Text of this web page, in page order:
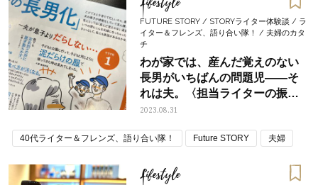
FUTURE STORY / STORYライター体験談 / ラ
イター＆フレンズ、語り合い隊！ / 夫婦のカタ
チ
わが家では、産んだ覚えのない
長男がいちばんの問題児――そ
れは夫。〈担当ライターの振り
返り対談〉
2023.08.31
40代ライター＆フレンズ、語り合い隊！ Future STORY 夫婦
Lifestyle